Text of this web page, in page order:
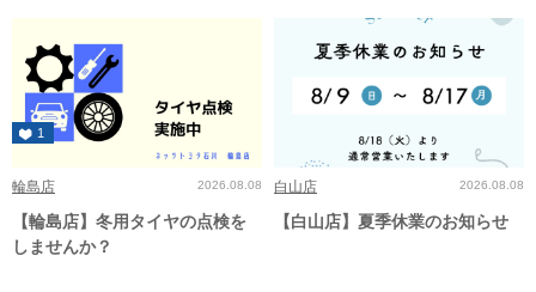
1
輪島店 2026.08.08
【輪島店】冬用タイヤの点検を
しませんか？
白山店 2026.08.08
【白山店】夏季休業のお知らせ